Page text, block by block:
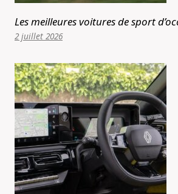
Les meilleures voitures de sport
2 juillet 2026